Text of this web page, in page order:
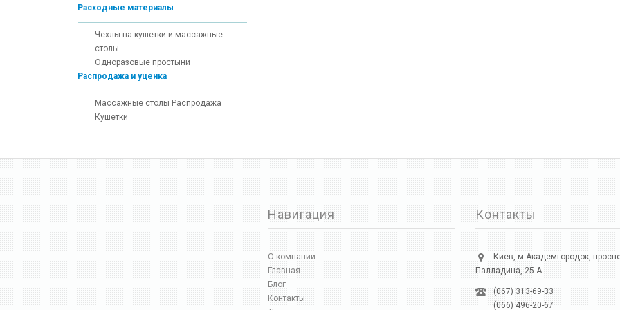
Расходные материалы
Чехлы на кушетки и массажные
столы
Одноразовые простыни
Распродажа и уценка
Массажные столы Распродажа
Кушетки
Навигация
О компании
Главная
Блог
Контакты
Контакты
Киев, м Академгородок,
Палладина, 25-А
(067) 313-69-33
(066) 496-20-67